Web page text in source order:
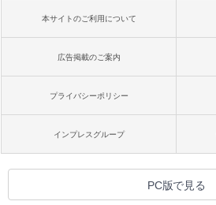
本サイトのご利用について
広告掲載のご案内
プライバシーポリシー
インプレスグループ
PC版で見る